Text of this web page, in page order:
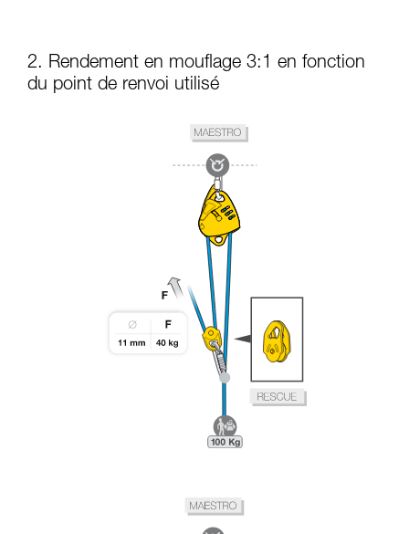
2. Rendement en mouflage 3:1 en fonction
du point de renvoi utilisé